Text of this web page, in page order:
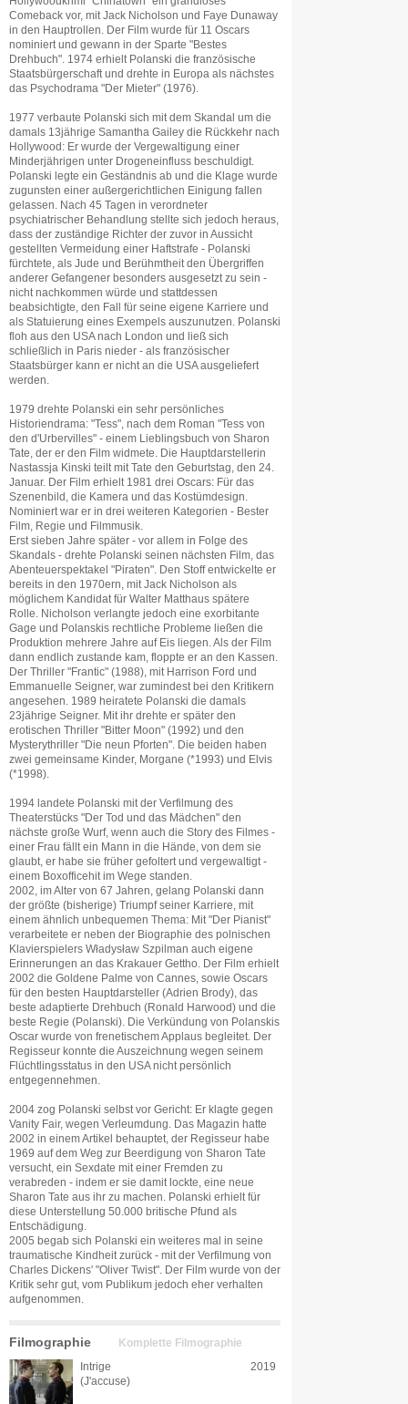
Comeback vor, mit Jack Nicholson und Faye Dunaway
in den Hauptrollen. Der Film wurde für 11 Oscars
nominiert und gewann in der Sparte "Bestes
Drehbuch". 1974 erhielt Polanski die französische
Staatsbürgerschaft und drehte in Europa als nächstes
das Psychodrama "Der Mieter" (1976).
1977 verbaute Polanski sich mit dem Skandal um die
damals 13jährige Samantha Gailey die Rückkehr nach
Hollywood: Er wurde der Vergewaltigung einer
Minderjährigen unter Drogeneinfluss beschuldigt.
Polanski legte ein Geständnis ab und die Klage wurde
zugunsten einer außergerichtlichen Einigung fallen
gelassen. Nach 45 Tagen in verordneter
psychiatrischer Behandlung stellte sich jedoch heraus,
dass der zuständige Richter der zuvor in Aussicht
gestellten Vermeidung einer Haftstrafe - Polanski
fürchtete, als Jude und Berühmtheit den Übergriffen
anderer Gefangener besonders ausgesetzt zu sein -
nicht nachkommen würde und stattdessen
beabsichtigte, den Fall für seine eigene Karriere und
als Statuierung eines Exempels auszunutzen. Polanski
floh aus den USA nach London und ließ sich
schließlich in Paris nieder - als französischer
Staatsbürger kann er nicht an die USA ausgeliefert
werden.
1979 drehte Polanski ein sehr persönliches
Historiendrama: "Tess", nach dem Roman "Tess von
den d'Urbervilles" - einem Lieblingsbuch von Sharon
Tate, der er den Film widmete. Die Hauptdarstellerin
Nastassja Kinski teilt mit Tate den Geburtstag, den 24.
Januar. Der Film erhielt 1981 drei Oscars: Für das
Szenenbild, die Kamera und das Kostümdesign.
Nominiert war er in drei weiteren Kategorien - Bester
Film, Regie und Filmmusik.
Erst sieben Jahre später - vor allem in Folge des
Skandals - drehte Polanski seinen nächsten Film, das
Abenteuerspektakel "Piraten". Den Stoff entwickelte er
bereits in den 1970ern, mit Jack Nicholson als
möglichem Kandidat für Walter Matthaus spätere
Rolle. Nicholson verlangte jedoch eine exorbitante
Gage und Polanskis rechtliche Probleme ließen die
Produktion mehrere Jahre auf Eis liegen. Als der Film
dann endlich zustande kam, floppte er an den Kassen.
Der Thriller "Frantic" (1988), mit Harrison Ford und
Emmanuelle Seigner, war zumindest bei den Kritikern
angesehen. 1989 heiratete Polanski die damals
23jährige Seigner. Mit ihr drehte er später den
erotischen Thriller "Bitter Moon" (1992) und den
Mysterythriller "Die neun Pforten". Die beiden haben
zwei gemeinsame Kinder, Morgane (*1993) und Elvis
(*1998).
1994 landete Polanski mit der Verfilmung des
Theaterstücks "Der Tod und das Mädchen" den
nächste große Wurf, wenn auch die Story des Filmes -
einer Frau fällt ein Mann in die Hände, von dem sie
glaubt, er habe sie früher gefoltert und vergewaltigt -
einem Boxofficehit im Wege standen.
2002, im Alter von 67 Jahren, gelang Polanski dann
der größte (bisherige) Triumpf seiner Karriere, mit
einem ähnlich unbequemen Thema: Mit "Der Pianist"
verarbeitete er neben der Biographie des polnischen
Klavierspielers Władysław Szpilman auch eigene
Erinnerungen an das Krakauer Gettho. Der Film erhielt
2002 die Goldene Palme von Cannes, sowie Oscars
für den besten Hauptdarsteller (Adrien Brody), das
beste adaptierte Drehbuch (Ronald Harwood) und die
beste Regie (Polanski). Die Verkündung von Polanskis
Oscar wurde von frenetischem Applaus begleitet. Der
Regisseur konnte die Auszeichnung wegen seinem
Flüchtlingsstatus in den USA nicht persönlich
entgegennehmen.
2004 zog Polanski selbst vor Gericht: Er klagte gegen
Vanity Fair, wegen Verleumdung. Das Magazin hatte
2002 in einem Artikel behauptet, der Regisseur habe
1969 auf dem Weg zur Beerdigung von Sharon Tate
versucht, ein Sexdate mit einer Fremden zu
verabreden - indem er sie damit lockte, eine neue
Sharon Tate aus ihr zu machen. Polanski erhielt für
diese Unterstellung 50.000 britische Pfund als
Entschädigung.
2005 begab sich Polanski ein weiteres mal in seine
traumatische Kindheit zurück - mit der Verfilmung von
Charles Dickens' "Oliver Twist". Der Film wurde von der
Kritik sehr gut, vom Publikum jedoch eher verhalten
aufgenommen.
Filmographie Komplette Filmographie
Intrige
(J'accuse)
2019